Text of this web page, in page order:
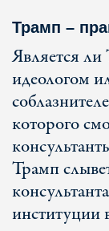
Трамп –
Является
идеологом
которого
Трамп
институции